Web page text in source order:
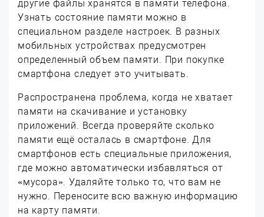
другие файлы хранятся в памяти телефона.
Узнать состояние памяти можно в
специальном разделе настроек. В разных
мобильных устройствах предусмотрен
определенный объем памяти. При покупке
смартфона следует это учитывать.
Распространена проблема, когда не хватает
памяти на скачивание и установку
приложений. Всегда проверяйте сколько
памяти ещё осталась в смартфоне. Для
смартфонов есть специальные приложения,
где можно автоматически избавляться от
«мусора». Удаляйте только то, что вам не
нужно. Переносите всю важную информацию
на карту памяти.